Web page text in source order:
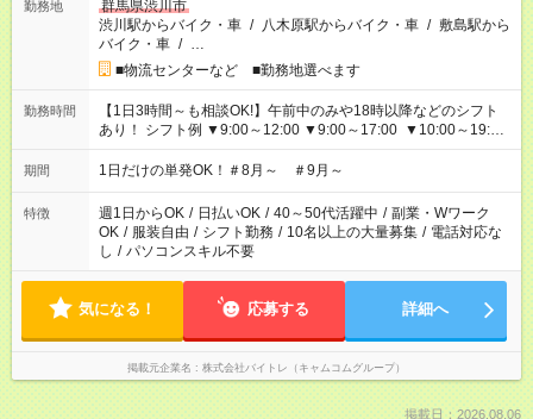
勤務地
群馬県渋川市
渋川駅からバイク・車 / 八木原駅からバイク・車 / 敷島駅から
バイク・車 / …
■物流センターなど ■勤務地選べます
勤務時間
【1日3時間～も相談OK!】午前中のみや18時以降などのシフト
あり！ シフト例 ▼9:00～12:00 ▼9:00～17:00 ▼10:00～19:00
▼18:00～21:00
期間 1日だけの単発OK！＃8月～ ＃9月～
特徴 週1日からOK / 日払いOK / 40～50代活躍中 / 副業・Wワーク
OK / 服装自由 / シフト勤務 / 10名以上の大量募集 / 電話対応な
し / パソコンスキル不要
気になる！ 応募する 詳細へ
掲載元企業名 株式会社バイトレ（キャムコムグループ）
掲載日：2026.08.06